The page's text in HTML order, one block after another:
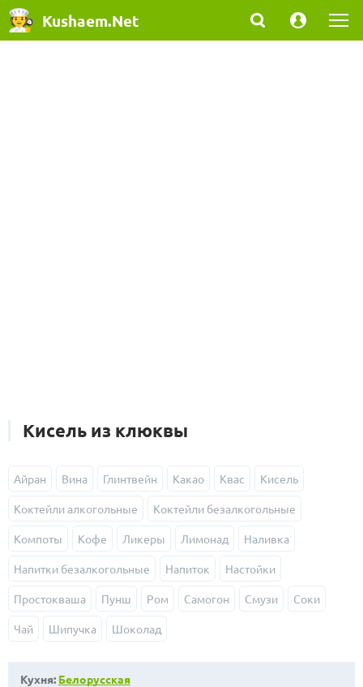
Kushaem.Net
Кисель из клюквы
Айран Вина Глинтвейн Какао Квас Кисель
Коктейли алкогольные Коктейли безалкогольные
Компоты Кофе Ликеры Лимонад Наливка
Напитки безалкогольные Напиток Настойки
Простокваша Пунш Ром Самогон Смузи Соки
Чай Шипучка Шоколад
Кухня: Белорусская